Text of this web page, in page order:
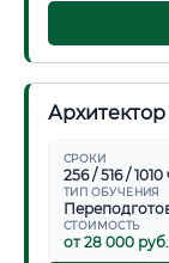
СРОКИ
256 / 516 / 1010
ТИП ОБУЧЕНИЯ
СТОИМОСТЬ
от 28 000 руб.